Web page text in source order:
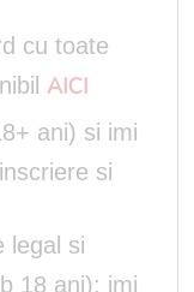
cu toate
AICI
ani) si imi
si
legal si
18 ani); imi